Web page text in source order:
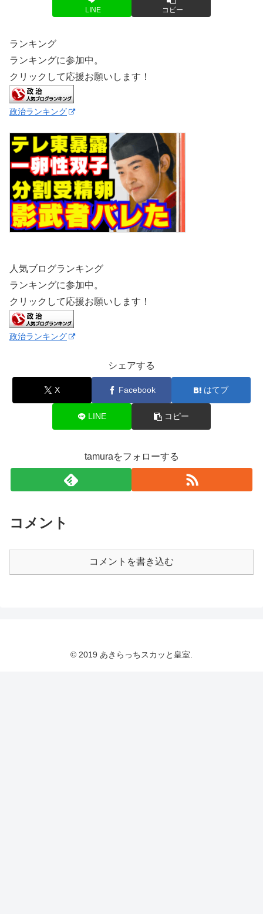
LINE コピー
ランキング
ランキングに参加中。
クリックして応援お願いします！
政治ランキング
人気ブログランキング
ランキングに参加中。
クリックして応援お願いします！
政治ランキング
シェアする
X Facebook はてブ
LINE コピー
tamuraをフォローする
コメント
コメントを書き込む
© 2019 あきらっちスカッと皇室.